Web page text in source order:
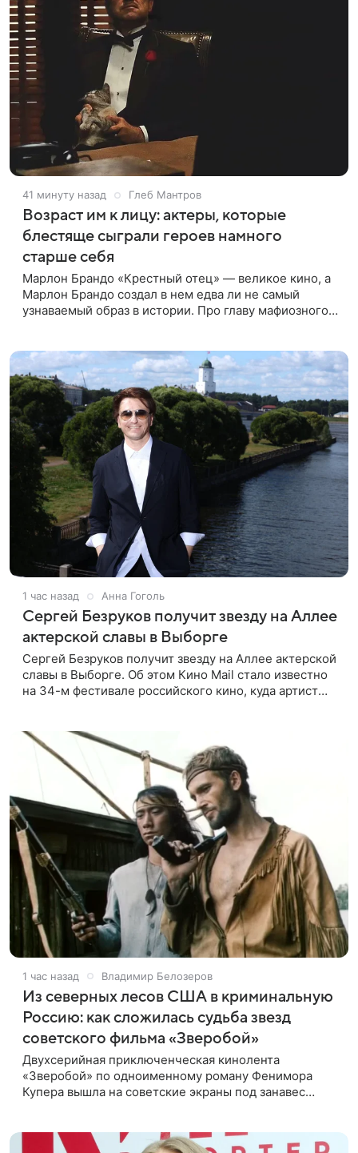
41 минуту назад Глеб Мантров
Возраст им к лицу: актеры, которые
блестяще сыграли героев намного
старше себя
Марлон Брандо «Крестный отец» — великое кино, а
Марлон Брандо создал в нем едва ли не самый
узнаваемый образ в истории. Про главу мафиозного
1 час назад Анна Гоголь
Сергей Безруков получит звезду на Аллее
актерской славы в Выборге
Сергей Безруков получит звезду на Аллее актерской
славы в Выборге. Об этом Кино Mail стало известно
на 34-м фестивале российского кино, куда артист
1 час назад Владимир Белозеров
Из северных лесов США в криминальную
Россию: как сложилась судьба звезд
советского фильма «Зверобой»
Двухсерийная приключенческая кинолента
«Зверобой» по одноименному роману Фенимора
Купера вышла на советские экраны под занавес